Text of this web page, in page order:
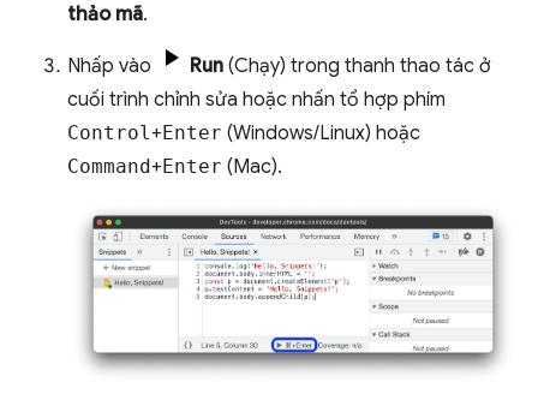
thảo mã.
Nhấp vào Run (Chạy) trong thanh thao tác ở
cuối trình chỉnh sửa hoặc nhấn tổ hợp phím
Control +Enter (Windows/Linux) hoặc
Command+Enter (Mac).